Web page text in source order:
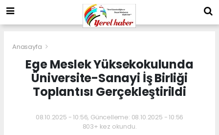
Anasayfa
Ege Meslek Yüksekokulunda
Üniversite-Sanayi İş Birliği
Toplantısı Gerçekleştirildi
08.10.2025 - 10:56, Güncelleme: 08.10.2025 - 10:56
803+ kez okundu.